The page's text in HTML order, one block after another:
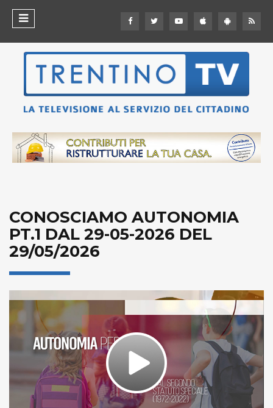
CONOSCIAMO AUTONOMIA
PT.1 DAL 29-05-2026 DEL
29/05/2026
Play
Video